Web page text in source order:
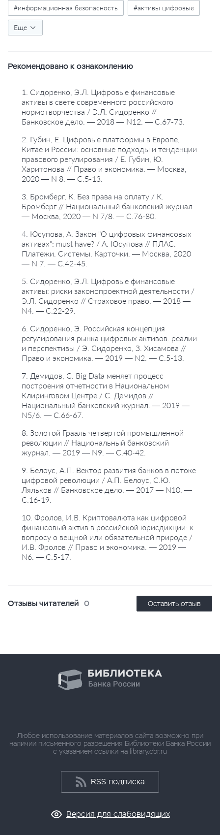
#информационная безопасность #активы цифровые
#собственность
Еще
Рекомендовано к ознакомлению
1. Сидоренко, Э.Л. Цифровые финансовые
активы в свете современного российского
нормотворчества / Э.Л. Сидоренко //
Банковское дело. — 2018 — N12. — С.67-73.
2. Губин, Е. Цифровые платформы в Европе,
Китае и России: основные подходы и тенденции
правового регулирования / Е. Губин, Ю.
Харитонова // Право и экономика. — Москва,
2020 — N 8. — С.5-13.
3. Бромберг, К. Без права на оплату / К.
Бромберг // Национальный банковский журнал.
— Москва, 2020 — N 7/8. — С.76-80.
4. Юсупова, А. Закон "О цифровых финансовых
активах": must have? / А. Юсупова // ПЛАС.
Платежи. Системы. Карточки. — Москва, 2020
— N 7. — С.42-45.
5. Сидоренко, Э.Л. Цифровые финансовые
активы: риски законопроектной деятельности /
Э.Л. Сидоренко // Страховое право. — 2018 —
N4. — С.22-29.
6. Сидоренко, Э. Российская концепция
регулирования рынка цифровых активов: реалии
и перспективы / Э. Сидоренко, З. Хисамова //
Право и экономика. — 2019 — N2. — С.5-13.
7. Демидов, С. Big Data меняет процесс
построения отчетности в Национальном
Клиринговом Центре / С. Демидов //
Национальный банковский журнал. — 2019 —
N5/6. — С.66-67.
8. Золотой Грааль четвертой промышленной
революции // Национальный банковский
журнал. — 2019 — N9. — С.40-42.
9. Белоус, А.П. Вектор развития банков в потоке
цифровой революции / А.П. Белоус, С.Ю.
Ляльков // Банковское дело. — 2017 — N10. —
С.16-19.
10. Фролов, И.В. Криптовалюта как цифровой
финансовый актив в российской юрисдикции: к
вопросу о вещной или обязательной природе /
И.В. Фролов // Право и экономика. — 2019 —
N6. — С.5-17.
Отзывы читателей 0 Оставить отзыв
Любое использование материалов сайта возможно при
наличии письменного разрешения Библиотеки Банка России
с указанием ссылки на library.cbr.ru
RSS подписка
Версия для слабовидящих